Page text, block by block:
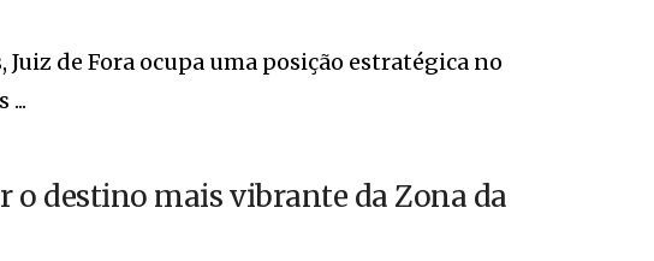
de Fora ocupa uma posição estratégica no
...
destino mais vibrante da Zona da